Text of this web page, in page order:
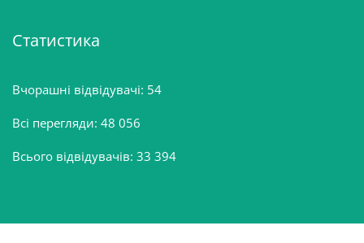
Статистика
Вчорашні відвідувачі: 54
Всі перегляди: 48 056
Всього відвідувачів: 33 394